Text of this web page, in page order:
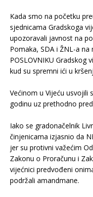
Kada smo na početku
sjednicama Gradskoga
upozoravali javnost na
Pomaka, SDA i ŽNL-a
POSLOVNIKU Gradskog
kud su spremni ići u
Većinom u Vijeću usvojili
godinu uz prethodno
Iako se gradonačelnik
činjenicama izjasnio da
jer su protivni važećim
Zakonu o Proračunu i
vijećnici predvođeni
podržali amandmane.